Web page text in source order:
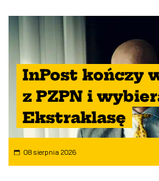
InPost kończy
z PZPN i
Ekstraklasę
08 sierpnia 2026